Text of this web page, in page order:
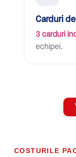
Carduri
3 carduri
echipei.
COSTURILE